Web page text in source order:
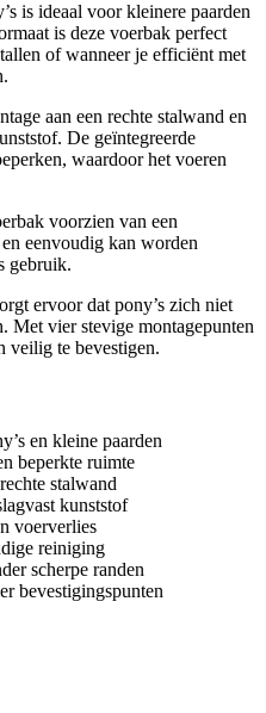
is ideaal voor kleinere paarden
is deze voerbak perfect
of wanneer je efficiënt met
aan een rechte stalwand en
De geïntegreerde
waardoor het voeren
voorzien van een
eenvoudig kan worden
gebruik.
ervoor dat pony’s zich niet
Met vier stevige montagepunten
veilig te bevestigen.
en kleine paarden
beperkte ruimte
stalwand
kunststof
voerverlies
reiniging
scherpe randen
bevestigingspunten